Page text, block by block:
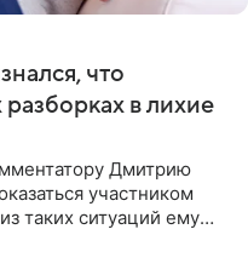
что
разборках в лихие
Дмитрию
участником
таких ситуаций ему